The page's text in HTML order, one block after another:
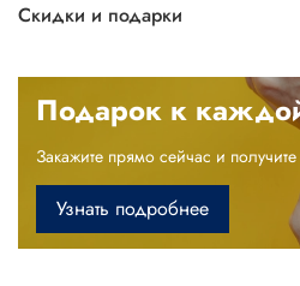
Скидки и подарки
Подарок к
Закажите прямо сейчас и
Узнать подробнее